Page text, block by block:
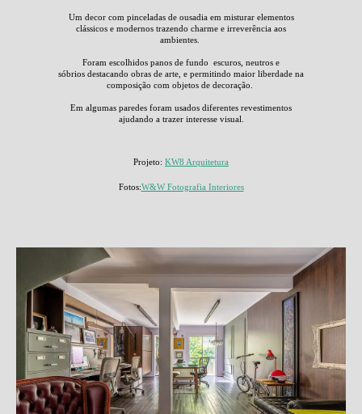
Um decor com pinceladas de ousadia em misturar elementos
clássicos e modernos trazendo charme e irreverência aos
ambientes.
Foram escolhidos panos de fundo escuros, neutros e
sóbrios destacando obras de arte, e permitindo maior liberdade na
composição com objetos de decoração.
Em algumas paredes foram usados diferentes revestimentos
ajudando a trazer interesse visual.
Projeto: KW8 Arquitetura
Fotos:W&W Fotografia Interiores